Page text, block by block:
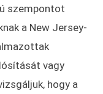
szempontot
a New Jersey-
vagy
hogy a